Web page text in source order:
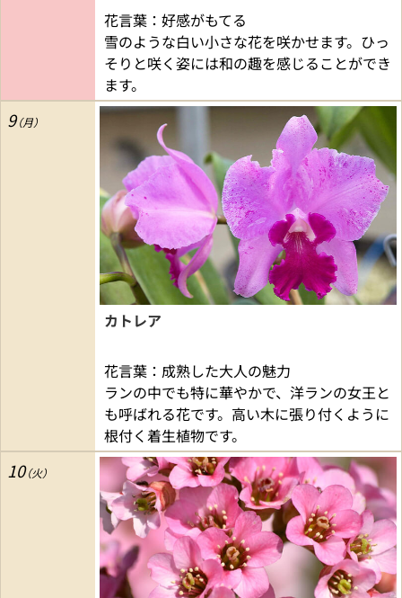
花言葉：好感がもてる
雪のような白い小さな花を咲かせます。ひっ
そりと咲く姿には和の趣を感じることができ
ます。
9
カトレア
花言葉：成熟した大人の魅力
ランの中でも特に華やかで、洋ランの女王と
も呼ばれる花です。高い木に張り付くように
根付く着生植物です。
10